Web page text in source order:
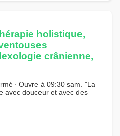
holistique,
crânienne,
⋅ Ouvre à 09:30 sam. "La
avec douceur et avec des